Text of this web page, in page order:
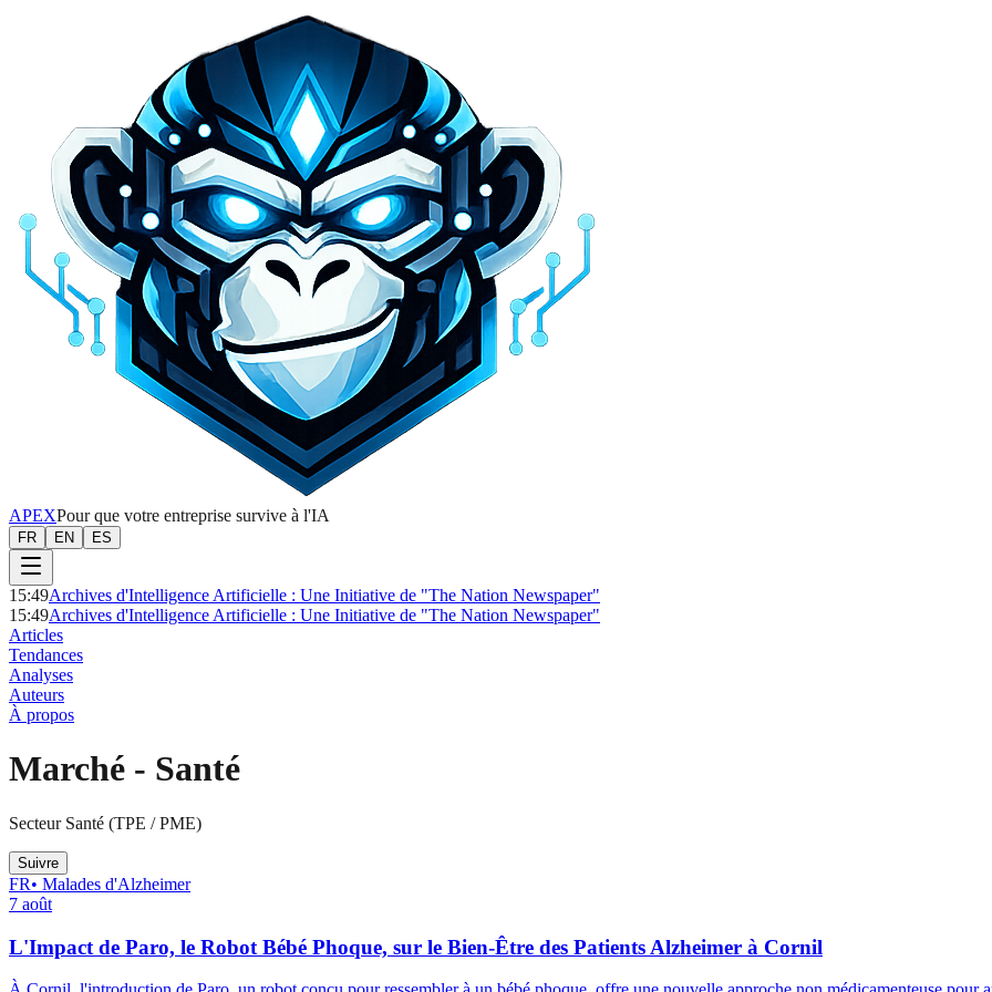
APEXPour que votre entreprise survive à l'IA
FR EN ES
15:49Archives d'Intelligence Artificielle : Une Initiative de "The Nation Newspaper"
15:49Archives d'Intelligence Artificielle : Une Initiative de "The Nation Newspaper"
Articles
Tendances
Analyses
Auteurs
À propos
Marché - Santé
Secteur Santé (TPE / PME)
Suivre
FR• Malades d'Alzheimer
7 août
L'Impact de Paro, le Robot Bébé Phoque, sur le Bien-Être des Patients Alzheimer à Cornil